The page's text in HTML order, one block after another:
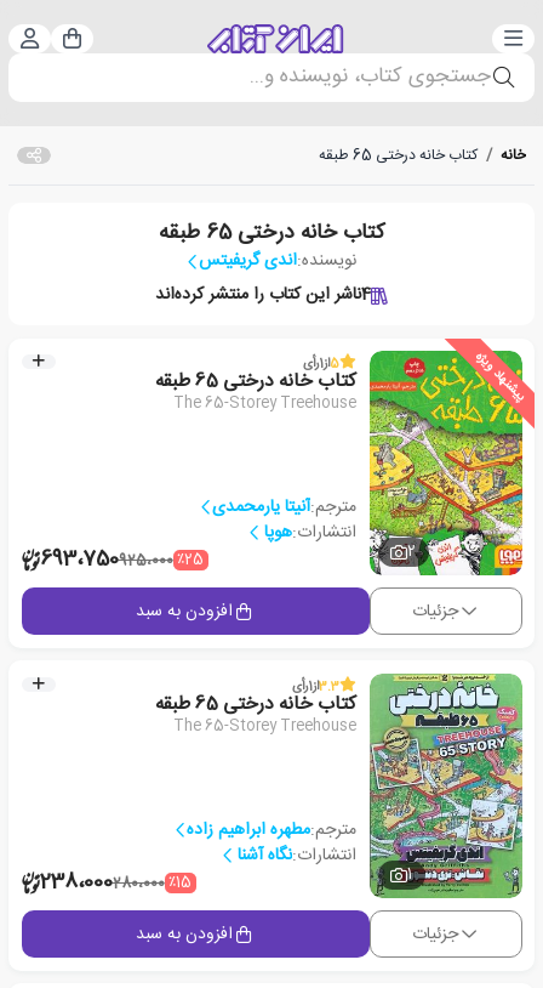
دسته‌بندی سبد
جستجوی کتاب، نویسنده و...
خانه / کتاب خانه درختی 65 طبقه
کتاب خانه درختی 65 طبقه
نویسنده:اندی گریفیتس
4ناشر این کتاب را منتشر کرده‌اند
پیشنهاد ویژه
2
5از1رأی
کتاب خانه درختی 65 طبقه
The 65-Storey Treehouse
مترجم:آنیتا یارمحمدی
انتشارات:هوپا
٪25925،000693،750
جزئیات افزودن به سبد
1
3.3از1رأی
کتاب خانه درختی 65 طبقه
The 65-Storey Treehouse
مترجم:مطهره ابراهیم زاده
انتشارات:نگاه آشنا
٪15280،000238،000
جزئیات افزودن به سبد